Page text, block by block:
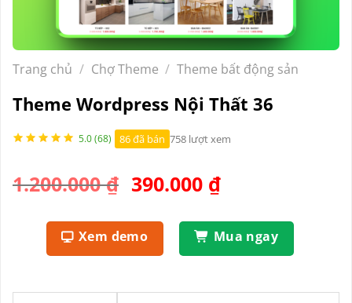
Trang chủ / Chợ Theme / Theme bất động sản
Theme Wordpress Nội Thất 36
5.0 (68) 86 đã bán 758 lượt xem
1.200.000₫ Giá
là:
1.200.000 ₫.
390.000 ₫Giá
tại
là:
Xem demo Mua ngay